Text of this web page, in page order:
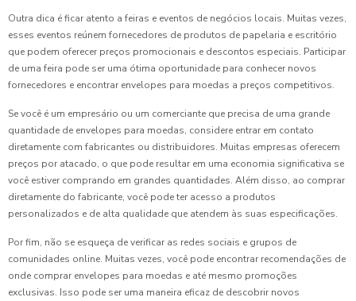
Outra dica é ficar atento a feiras e eventos de negócios locais. Muitas vezes,
esses eventos reúnem fornecedores de produtos de papelaria e escritório
que podem oferecer preços promocionais e descontos especiais. Participar
de uma feira pode ser uma ótima oportunidade para conhecer novos
fornecedores e encontrar envelopes para moedas a preços competitivos.
Se você é um empresário ou um comerciante que precisa de uma grande
quantidade de envelopes para moedas, considere entrar em contato
diretamente com fabricantes ou distribuidores. Muitas empresas oferecem
preços por atacado, o que pode resultar em uma economia significativa se
você estiver comprando em grandes quantidades. Além disso, ao comprar
diretamente do fabricante, você pode ter acesso a produtos
personalizados e de alta qualidade que atendem às suas especificações.
Por fim, não se esqueça de verificar as redes sociais e grupos de
comunidades online. Muitas vezes, você pode encontrar recomendações de
onde comprar envelopes para moedas e até mesmo promoções
exclusivas. Isso pode ser uma maneira eficaz de descobrir novos